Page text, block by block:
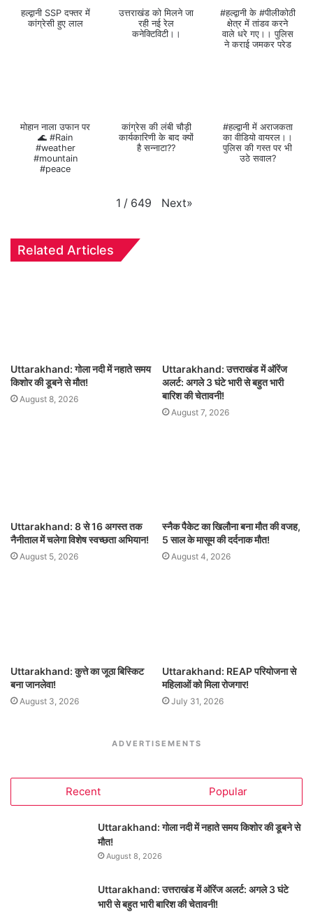
हल्द्वानी SSP दफ्तर में
कांग्रेसी हुए लाल
उत्तराखंड को मिलने जा
रही नई रेल
कनेक्टिविटी।।
#हल्द्वानी के #पीलीकोठी
क्षेत्र में तांडव करने
वाले धरे गए।। पुलिस
ने कराई जमकर परेड
मोहान नाला उफान पर
🌊 #Rain
#weather
#mountain
#peace
कांग्रेस की लंबी चौड़ी
कार्यकारिणी के बाद क्यों
है सन्नाटा??
#हल्द्वानी में अराजकता
का वीडियो वायरल।।
पुलिस की गस्त पर भी
उठे सवाल?
1 / 649 Next»
Related Articles
Uttarakhand: गोला नदी में नहाते समय
किशोर की डूबने से मौत!
August 8, 2026
Uttarakhand: उत्तराखंड में ऑरेंज
अलर्ट: अगले 3 घंटे भारी से बहुत भारी
बारिश की चेतावनी!
August 7, 2026
Uttarakhand: 8 से 16 अगस्त तक
नैनीताल में चलेगा विशेष स्वच्छता अभियान!
August 5, 2026
स्नैक पैकेट का खिलौना बना मौत की वजह,
5 साल के मासूम की दर्दनाक मौत!
August 4, 2026
Uttarakhand: कुत्ते का जूठा बिस्किट
बना जानलेवा!
August 3, 2026
Uttarakhand: REAP परियोजना से
महिलाओं को मिला रोजगार!
July 31, 2026
ADVERTISEMENTS
Recent Popular
Uttarakhand: गोला नदी में नहाते समय किशोर की डूबने से
मौत!
August 8, 2026
Uttarakhand: उत्तराखंड में ऑरेंज अलर्ट: अगले 3 घंटे
भारी से बहुत भारी बारिश की चेतावनी!